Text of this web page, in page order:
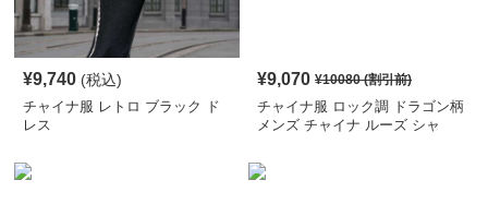
¥9,740 (税込)
チャイナ服 レトロ ブラック ド
レス
¥9,070 ¥10080(割引前)
チャイナ服 ロック調 ドラゴン柄
メンズ チャイナ ルーズ シャ